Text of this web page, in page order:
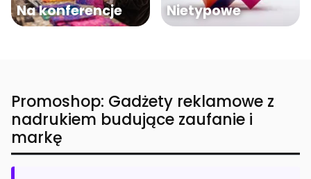
Na konferencje Nietypowe
Promoshop: Gadżety reklamowe z
nadrukiem budujące zaufanie i
markę